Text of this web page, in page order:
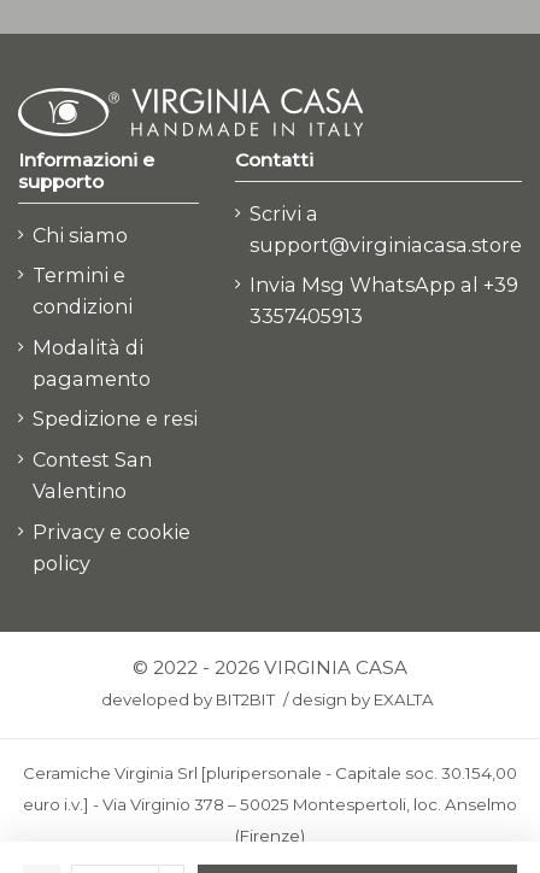
Informazioni e
supporto
Chi siamo
Termini e
condizioni
Modalità di
pagamento
Spedizione e resi
Contest San
Valentino
Privacy e cookie
policy
Contatti
Scrivi a
support@virginiacasa.store
Invia Msg WhatsApp al +39
3357405913
© 2022 - 2026 VIRGINIA CASA
developed by BIT2BIT /design by EXALTA
Ceramiche Virginia Srl [pluripersonale - Capitale soc. 30.154,00
euro i.v.] - Via Virginio 378 – 50025 Montespertoli, loc. Anselmo
(Firenze)
C.F. e P.IVA: IT00436100481 - REA: FI-227733 - PEC: